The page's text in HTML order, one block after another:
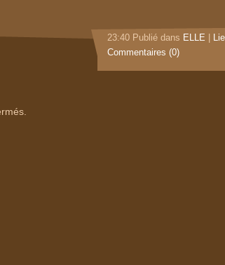
23:40 Publié dans ELLE
Commentaires (0)